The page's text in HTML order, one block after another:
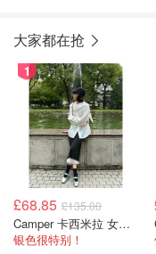
大家都在抢
1
£68.85 £135.00
Camper 卡西米拉 女士鞋子
银色很特别！